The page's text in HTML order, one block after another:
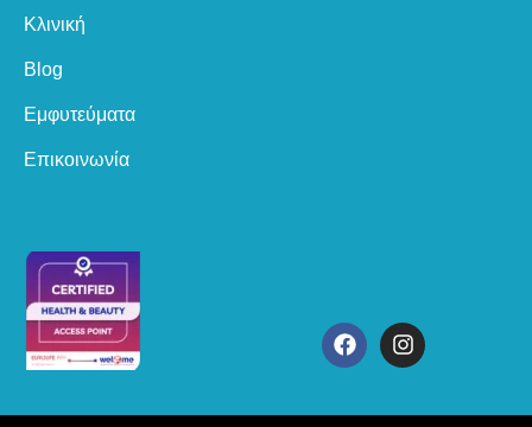
Κλινική
Blog
Εμφυτεύματα
Επικοινωνία